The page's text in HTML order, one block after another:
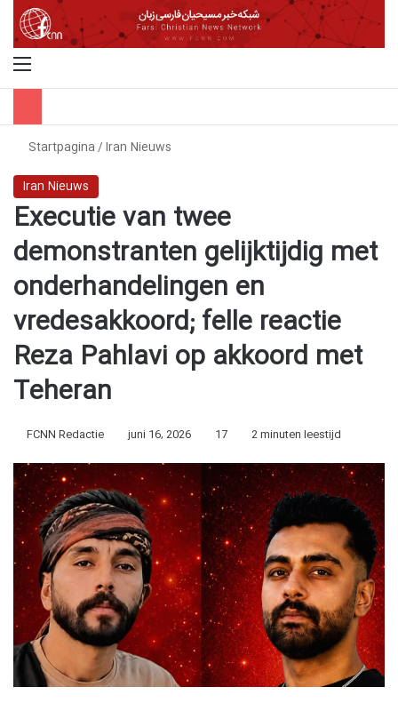
Menu
Startpagina/Iran Nieuws
Iran Nieuws
Executie van twee
demonstranten gelijktijdig met
onderhandelingen en
vredesakkoord; felle reactie
Reza Pahlavi op akkoord met
Teheran
FCNN Redactie juni 16, 2026 17 2 minuten leestijd